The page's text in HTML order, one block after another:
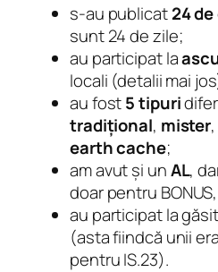
s-au publicat24
sunt 24 de zile;
au participat la
locali (detalii mai
au fost5 tipuri
tradițional, mister,
earth cache;
am avut și unAL,
doar pentru
au participat la
(asta fiindcă unii
pentru IS.23).